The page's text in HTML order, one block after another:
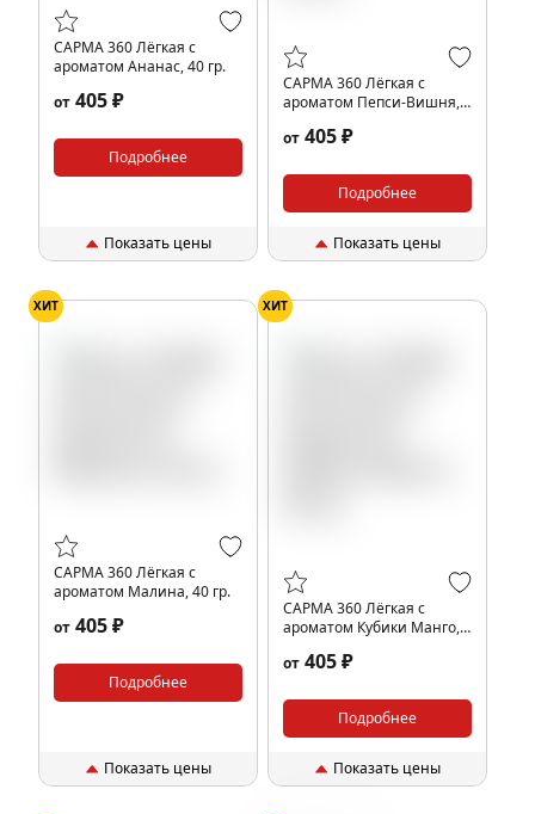
САРМА 360 Лёгкая с
ароматом Ананас, 40 гр.
от 405 ₽
Подробнее
Показать цены
САРМА 360 Лёгкая с
ароматом Пепси-Вишня,
от 405 ₽
Подробнее
Показать цены
ХИТ
САРМА 360 Лёгкая с
ароматом Малина, 40 гр.
от 405 ₽
Подробнее
Показать цены
ХИТ
САРМА 360 Лёгкая с
ароматом Кубики Манго,
от 405 ₽
Подробнее
Показать цены